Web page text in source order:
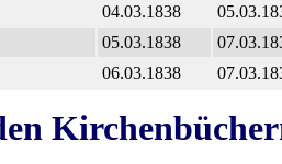
04.03.1838
05.03.1838
06.03.1838